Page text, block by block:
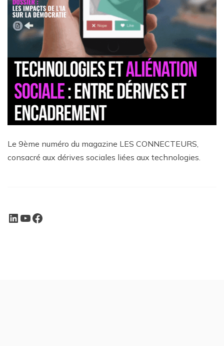
Le 9ème numéro du magazine LES CONNECTEURS,
consacré aux dérives sociales liées aux technologies.